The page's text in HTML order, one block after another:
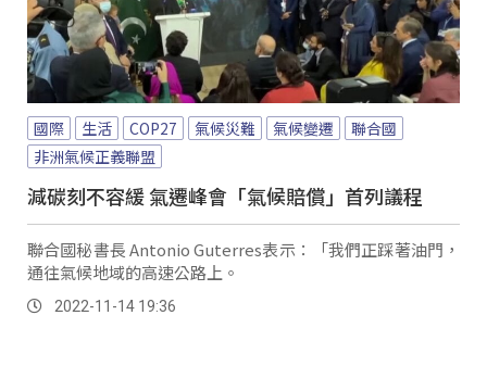
國際 生活 COP27 氣候災難 氣候變遷
聯合國
非洲氣候正義聯盟
減碳刻不容緩 氣遷峰會「氣候賠償」首列議程
聯合國秘書長 Antonio Guterres表示：「我們正踩著油門，
通往氣候地域的高速公路上。
2022-11-14 19:36